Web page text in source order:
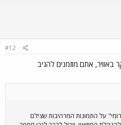
#12
על התמונות המרהיבות שצילם